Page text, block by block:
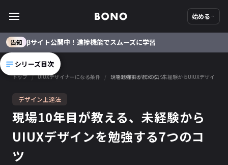
始める
告知 βサイト公開中！進捗機能でスムーズに学習
シリーズ目次
トップ / UIUXデザイナーになる条件 / 現場10年目が教える、未経験からUIUXデザインを勉強する7つのコツ
デザイン上達法
現場10年目が教える、未経験から
UIUXデザインを勉強する7つのコ
ツ